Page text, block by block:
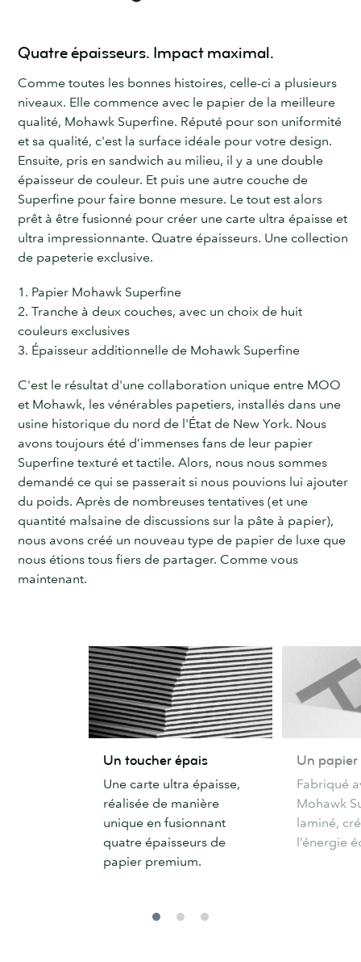
Quatre épaisseurs. Impact maximal.
Comme toutes les bonnes histoires, celle-ci a plusieurs
niveaux. Elle commence avec le papier de la meilleure
qualité, Mohawk Superfine. Réputé pour son uniformité
et sa qualité, c'est la surface idéale pour votre design.
Ensuite, pris en sandwich au milieu, il y a une double
épaisseur de couleur. Et puis une autre couche de
Superfine pour faire bonne mesure. Le tout est alors
prêt à être fusionné pour créer une carte ultra épaisse et
ultra impressionnante. Quatre épaisseurs. Une collection
de papeterie exclusive.
1. Papier Mohawk Superfine
2. Tranche à deux couches, avec un choix de huit
couleurs exclusives
3. Épaisseur additionnelle de Mohawk Superfine
C'est le résultat d'une collaboration unique entre MOO
et Mohawk, les vénérables papetiers, installés dans une
usine historique du nord de l'État de New York. Nous
avons toujours été d’immenses fans de leur papier
Superfine texturé et tactile. Alors, nous nous sommes
demandé ce qui se passerait si nous pouvions lui ajouter
du poids. Après de nombreuses tentatives (et une
quantité malsaine de discussions sur la pâte à papier),
nous avons créé un nouveau type de papier de luxe que
nous étions tous fiers de partager. Comme vous
maintenant.
toucher
épais
Un toucher épais
Une carte ultra épaisse,
réalisée de manière
unique en fusionnant
quatre épaisseurs de
papier premium.
papier
délicat
Un
Fabriqué
Mohawk
laminé,
l’énergie